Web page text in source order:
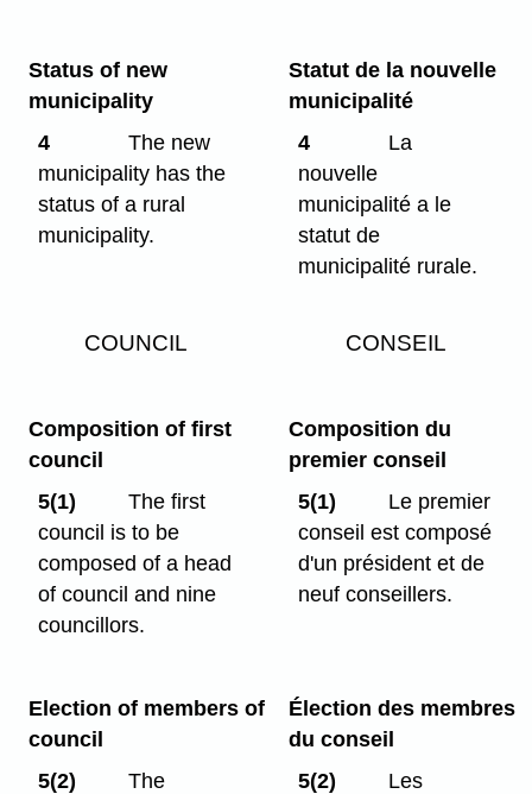
Status of new
municipality
4
The new
municipality has the
status of a rural
municipality.
Statut de la nouvelle
municipalité
4
La
nouvelle
municipalité a le
statut de
municipalité rurale.
COUNCIL CONSEIL
Composition of first
council
5(1)
The first
council is to be
composed of a head
of council and nine
councillors.
Composition du
premier conseil
5(1)
Le premier
conseil est composé
d'un président et de
neuf conseillers.
Election of members of
council
5(2)
The
Élection des membres
du conseil
5(2)
Les